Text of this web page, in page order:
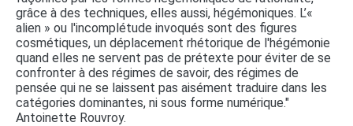
grâce à des techniques, elles aussi, hégémoniques. L’«
alien » ou l'incomplétude invoqués sont des figures
cosmétiques, un déplacement rhétorique de l'hégémonie
quand elles ne servent pas de prétexte pour éviter de se
confronter à des régimes de savoir, des régimes de
pensée qui ne se laissent pas aisément traduire dans les
catégories dominantes, ni sous forme numérique."
Antoinette Rouvroy.